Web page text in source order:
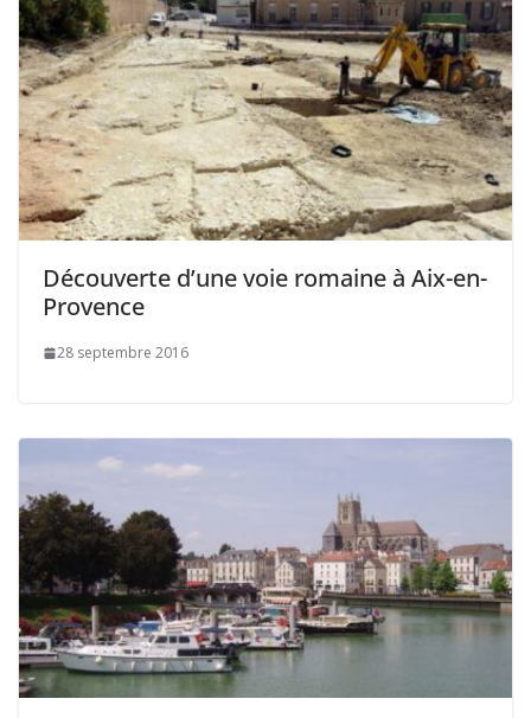
Découverte d’une voie romaine à Aix-en-
Provence
28 septembre 2016